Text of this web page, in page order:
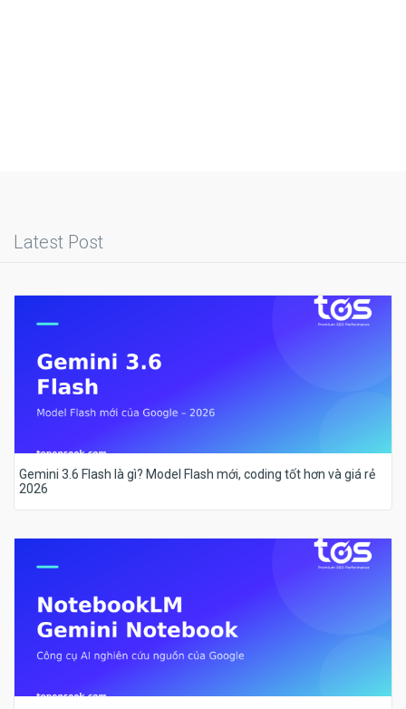
Latest Post
Gemini 3.6 Flash là gì? Model Flash mới, coding tốt hơn và giá rẻ
2026